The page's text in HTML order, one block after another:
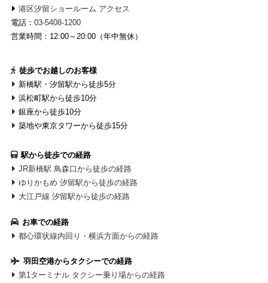
港区汐留ショールーム アクセス
電話： 03-5408-1200
営業時間：12:00～20:00（年中無休）
徒歩でお越しのお客様
新橋駅・汐留駅から徒歩5分
浜松町駅から徒歩10分
銀座から徒歩10分
築地や東京タワーから徒歩15分
駅から徒歩での経路
JR新橋駅 鳥森口から徒歩の経路
ゆりかもめ 汐留駅から徒歩の経路
大江戸線 汐留駅から徒歩の経路
お車での経路
都心環状線内回り・横浜方面からの経路
羽田空港からタクシーでの経路
第1ターミナル タクシー乗り場からの経路